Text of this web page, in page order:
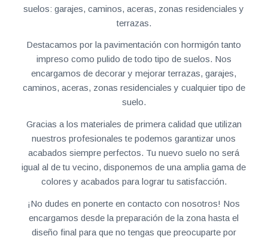
suelos: garajes, caminos, aceras, zonas residenciales y
terrazas.
Destacamos por la pavimentación con hormigón tanto
impreso como pulido de todo tipo de suelos. Nos
encargamos de decorar y mejorar terrazas, garajes,
caminos, aceras, zonas residenciales y cualquier tipo de
suelo.
Gracias a los materiales de primera calidad que utilizan
nuestros profesionales te podemos garantizar unos
acabados siempre perfectos. Tu nuevo suelo no será
igual al de tu vecino, disponemos de una amplia gama de
colores y acabados para lograr tu satisfacción.
¡No dudes en ponerte en contacto con nosotros! Nos
encargamos desde la preparación de la zona hasta el
diseño final para que no tengas que preocuparte por